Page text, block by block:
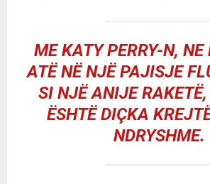
ME KATY PERRY-N, NE
ATË NË NJË PAJISJE
SI NJË ANIJE
ËSHTË DIÇKA
NDRYSHME.